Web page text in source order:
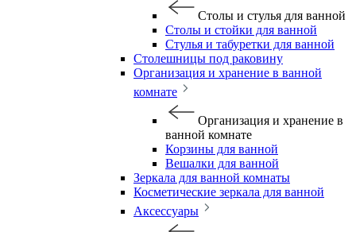
Столы и стулья для ванной
Столы и стойки для ванной
Стулья и табуретки для ванной
Столешницы под раковину
Организация и хранение в ванной
комнате
Организация и хранение в
ванной комнате
Корзины для ванной
Вешалки для ванной
Зеркала для ванной комнаты
Косметические зеркала для ванной
Аксессуары